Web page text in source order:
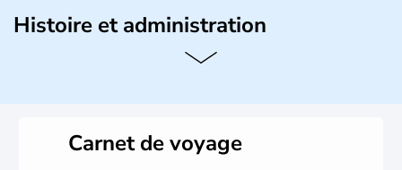
Histoire et administration
L'Israël est un état de la partie est de la Méditerranée,
vrai essor économique dans le domaine des nouvelles
Carnet de voyage